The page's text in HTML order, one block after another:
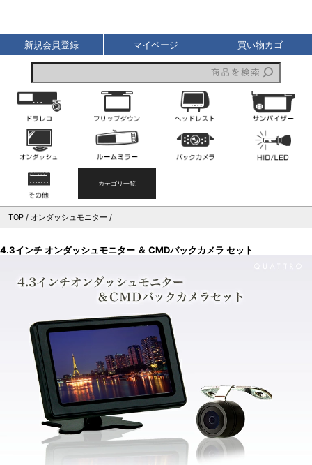
新規会員登録 マイページ 買い物カゴ
フリップダウンモニター ヘッドレストモニター
オンダッシュモニター ルームミラーモニター バックカメラ
カテゴリ一覧
TOP オンダッシュモニター
4.3インチ オンダッシュモニター ＆ CMDバックカメラ セット